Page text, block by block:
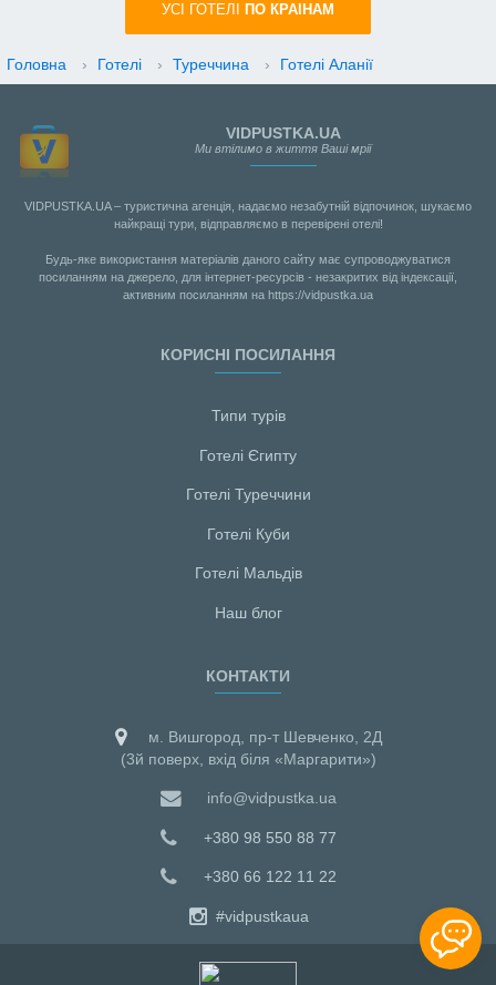
УСI ГОТЕЛІ ПО КРАIНАМ
Головна › Готелі › Туреччина › Готелі Аланії
VIDPUSTKA.UA
Ми втілимо в життя Ваші мрії
VIDPUSTKA.UA – туристична агенція, надаємо незабутній відпочинок, шукаємо
найкращі тури, відправляємо в перевірені отелі!
Будь-яке використання матеріалів даного сайту має супроводжуватися
посиланням на джерело, для інтернет-ресурсів - незакритих від індексації,
активним посиланням на https://vidpustka.ua
КОРИСНІ ПОСИЛАННЯ
Типи турів
Готелі Єгипту
Готелі Туреччини
Готелі Куби
Готелі Мальдiв
Наш блог
КОНТАКТИ
м. Вишгород, пр-т Шевченко, 2Д
(3й поверх, вхід біля «Маргарити»)
info@vidpustka.ua
+380 98 550 88 77
+380 66 122 11 22
#vidpustkaua